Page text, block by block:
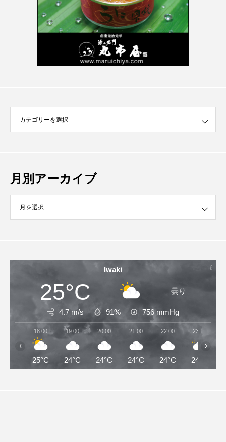
月別アーカイブ
Iwaki
25°C 曇り
4.7 m/s 91% 756 mmHg
18:00
25°C
19:00
24°C
20:00
24°C
21:00
24°C
22:00
24°C
23:00
24°C
‹ ›